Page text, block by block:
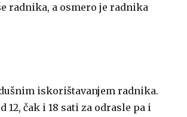
radnika, a osmero je radnika
iskorištavanjem radnika.
čak i 18 sati za odrasle pa i